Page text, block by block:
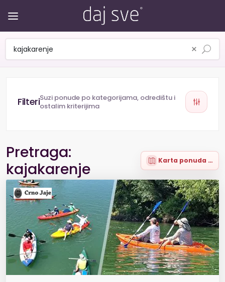
×
Suzi ponude po kategorijama, odredištu i
ostalim kriterijima
Pretraga:
kajakarenje
Karta ponuda (1)